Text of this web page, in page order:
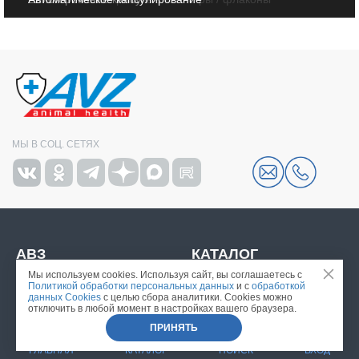
ГЛАВНАЯ КАТАЛОГ ПОИСК ВХОД
МЫ В СОЦ. СЕТЯХ
АВЗ
КАТАЛОГ
ДЛЯ КОШЕК
ДЛЯ СОБАК
ПОЛИТИКА КОНФИДЕНЦИАЛЬНОСТИ ПЕРСОНАЛЬНЫХ ДАННЫХ
ЗАДАТЬ ВОПРОС
Мы используем cookies. Используя сайт, вы соглашаетесь c
Политикой обработки персональных данных и с обработкой
данных Cookies с целью сбора аналитики. Cookies можно
отключить в любой момент в настройках вашего браузера.
ПРИНЯТЬ